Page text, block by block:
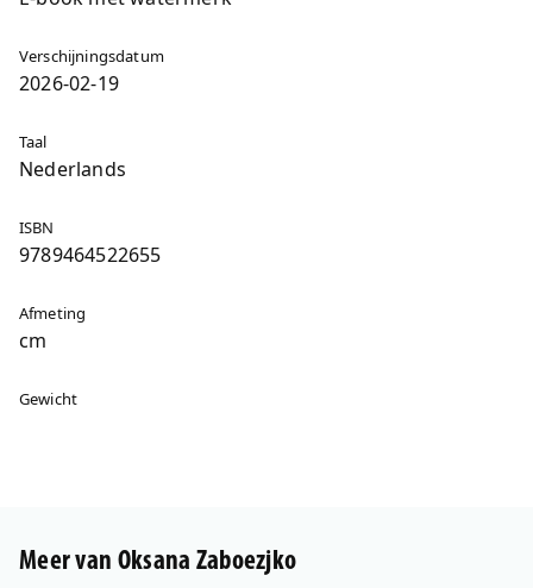
Verschijningsdatum
2026-02-19
Taal
Nederlands
ISBN
9789464522655
Afmeting
cm
Gewicht
Meer van Oksana Zaboezjko